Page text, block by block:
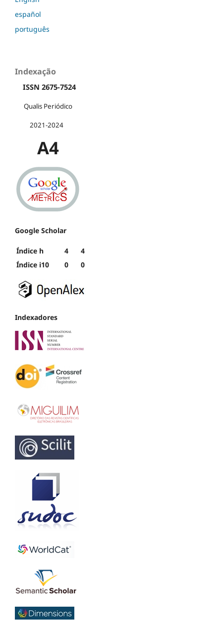
español
português
Indexação
ISSN 2675-7524
Qualis Periódico
2021-2024
A4
Google Scholar
Índice h 4
4
Índice i10
0 0
Indexadores